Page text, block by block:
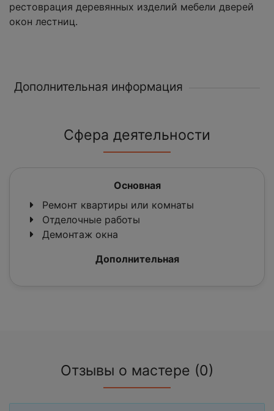
рестоврация деревянных изделий мебели дверей
окон лестниц.
Дополнительная информация
Сфера деятельности
Основная
Ремонт квартиры или комнаты
Отделочные работы
Демонтаж окна
Дополнительная
Отзывы о мастере (0)